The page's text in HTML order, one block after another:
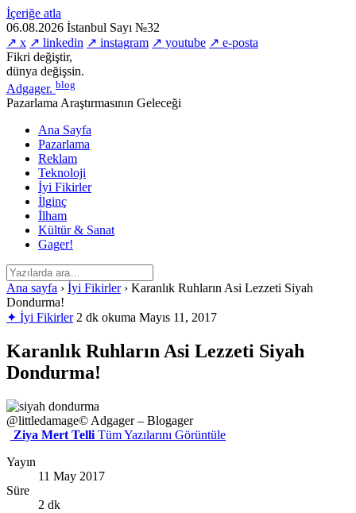
İçeriğe atla
06.08.2026 İstanbul Sayı №32
↗ x ↗ linkedin ↗ instagram ↗ youtube ↗ e-posta
Fikri değiştir,
dünya değişsin.
Adgager. blog
Pazarlama Araştırmasının Geleceği
Ana Sayfa
Pazarlama
Reklam
Teknoloji
İyi Fikirler
İlginç
İlham
Kültür & Sanat
Gager!
Ana sayfa › İyi Fikirler › Karanlık Ruhların Asi Lezzeti Siyah
Dondurma!
✦ İyi Fikirler 2 dk okuma Mayıs 11, 2017
Karanlık Ruhların Asi Lezzeti Siyah
Dondurma!
@littledamage© Adgager – Blogager
Ziya Mert Telli Tüm Yazılarını Görüntüle
Yayın
11 May 2017
Süre
2 dk